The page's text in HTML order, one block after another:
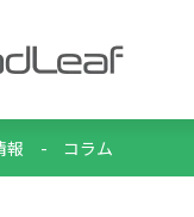
報 - コラム